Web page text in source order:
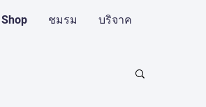
ชมรม บริจาค